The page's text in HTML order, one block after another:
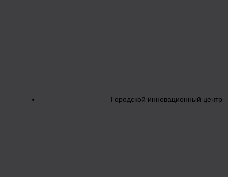
Городской инновационный центр